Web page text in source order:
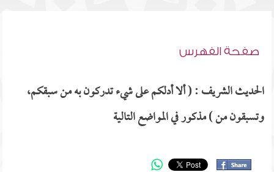
صفحة الفهرس
الحديث الشريف : ( ألا أدلكم على شيء تدركون به من سبقكم،
وتسبقون من ) مذكور في المواضع التالية